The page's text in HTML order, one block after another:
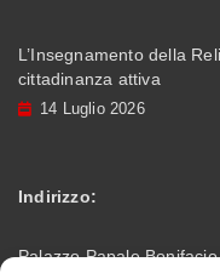
L’Insegnamento della
cittadinanza attiva
14 Luglio 2026
Indirizzo:
Palazzo Papale